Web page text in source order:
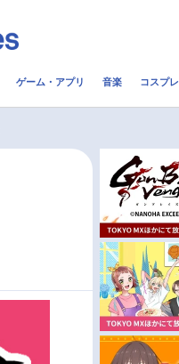
配信・Vtuber
今期アニメ曜日別一覧
夏アニメ
ゲーム・アプリ 音楽 コスプレ